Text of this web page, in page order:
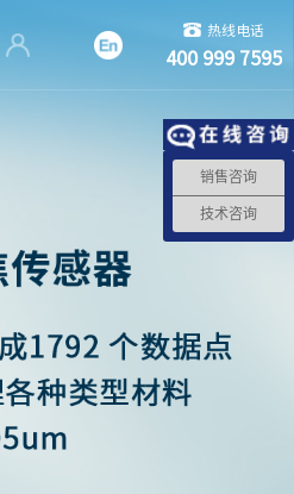
热线电话
400 999 7595
销售咨询
技术咨询